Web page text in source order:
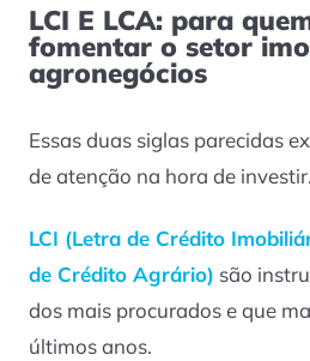
LCI E LCA: para
fomentar o setor
agronegócios
Essas duas siglas parecidas
de atenção na hora de investir.
LCI (Letra de Crédito
de Crédito Agrário) são
dos mais procurados e que
últimos anos.